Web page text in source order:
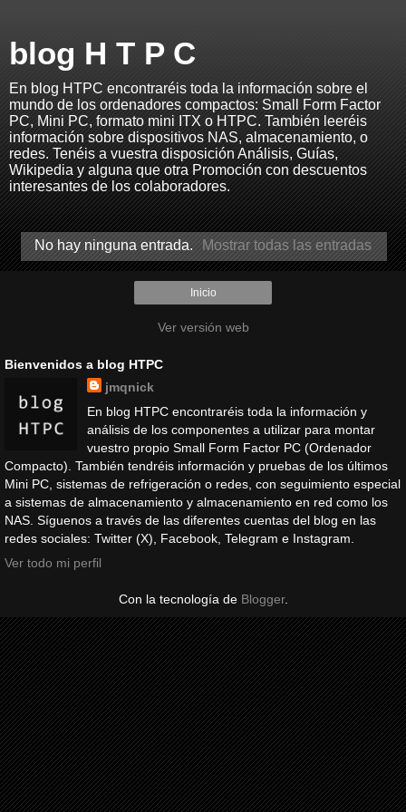
blog H T P C
En blog HTPC encontraréis toda la información sobre el
mundo de los ordenadores compactos: Small Form Factor
PC, Mini PC, formato mini ITX o HTPC. También leeréis
información sobre dispositivos NAS, almacenamiento, o
redes. Tenéis a vuestra disposición Análisis, Guías,
Wikipedia y alguna que otra Promoción con descuentos
interesantes de los colaboradores.
No hay ninguna entrada. Mostrar todas las entradas
Inicio
Ver versión web
Bienvenidos a blog HTPC
jmqnick
En blog HTPC encontraréis toda la información y
análisis de los componentes a utilizar para montar
vuestro propio Small Form Factor PC (Ordenador
Compacto). También tendréis información y pruebas de los últimos
Mini PC, sistemas de refrigeración o redes, con seguimiento especial
a sistemas de almacenamiento y almacenamiento en red como los
NAS. Síguenos a través de las diferentes cuentas del blog en las
redes sociales: Twitter (X), Facebook, Telegram e Instagram.
Ver todo mi perfil
Con la tecnología de Blogger.